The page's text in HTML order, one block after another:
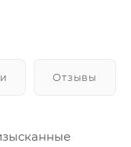
Отзывы